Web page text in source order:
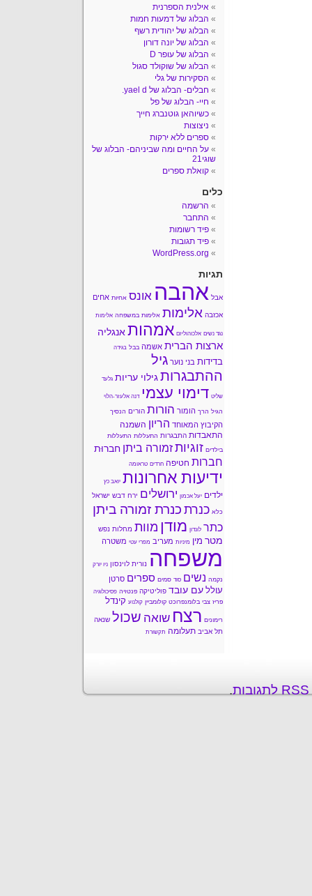
אילנית הספרנית
הבלוג של דמעות חמות
הבלוג של יהודית רשף
הבלוג של יונה דורון
הבלוג של עופר D
הבלוג של שוקולד סגול
הסקירות של גלי
חבלים- הבלוג של yael d.
חיי- הבלוג של פל
כשיוהאן גוטנברג חייך
ניצוצות
ספרים ללא ירקות
על החיים ומה שביניהם- הבלוג של
שוגי21
קואלת ספרים
כלים
הרשמה
התחבר
פיד רשומות
פיד תגובות
WordPress.org
תגיות
אבל אהבה אונס אחיות אחים
אכזבה אלימות אלימות במשפחה אלימות
נגד נשים אלכוהוליזם אמהותאנגליה
ארצות הברית אשמה בבל בגידה
בדידות בני נוער גיל
ההתבגרות גילוי עריות גלעד
שליט דימוי עצמי דנה אלעזר-הלוי
הגיל הרך הומור הורות הורים הנסיך
הקיבוץ המאוחד הריון השמנה
התאבדות התבגרות התעללות התעללות
בילדים זוגיותזמורה ביתן חברוּת
חברות חטיפה חרדים טראומה
ידיעות אחרונות יואב כץ
ילדים יעל אכמון ירושלים ירח דבש ישראל
כלא כנרת כנרת זמורה ביתן
כתר לונדון מודן מוות מחלות נפש
מטר מין מיניות מעריב מפרי עטי משטרה
משפחה נורית לוינסון ניו יורק
נקמה נשים סוד סמים ספרים סרטן
עולל עם עובד פוליטיקה פנטזיה פסיכולוגיה
פריז צבי בלומנפרוכט קולומביין קולנוע קינדל
רימונים רצח שואה שכול שנאה
תל אביב תעלומה תקשורת
.